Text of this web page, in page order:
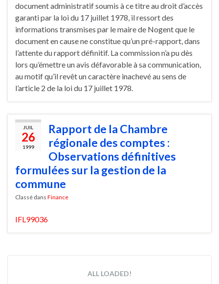
document administratif soumis à ce titre au droit d’accès
garanti par la loi du 17 juillet 1978, il ressort des
informations transmises par le maire de Nogent que le
document en cause ne constitue qu’un pré-rapport, dans
l’attente du rapport définitif. La commission n’a pu dès
lors qu’émettre un avis défavorable à sa communication,
au motif qu’il revêt un caractère inachevé au sens de
l’article 2 de la loi du 17 juillet 1978.
JUIL
26
1999
Rapport de la Chambre
régionale des comptes :
Observations définitives
formulées sur la gestion de la
commune
Classé dans Finance
IFL99036
ALL LOADED!